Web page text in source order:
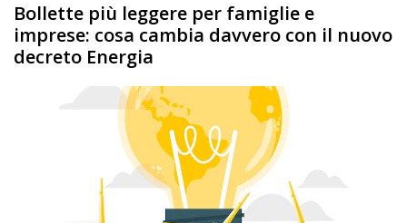
Bollette più leggere per famiglie e
imprese: cosa cambia davvero con il nuovo
decreto Energia